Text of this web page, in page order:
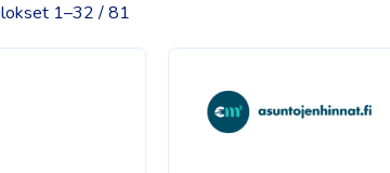
1–32 / 81